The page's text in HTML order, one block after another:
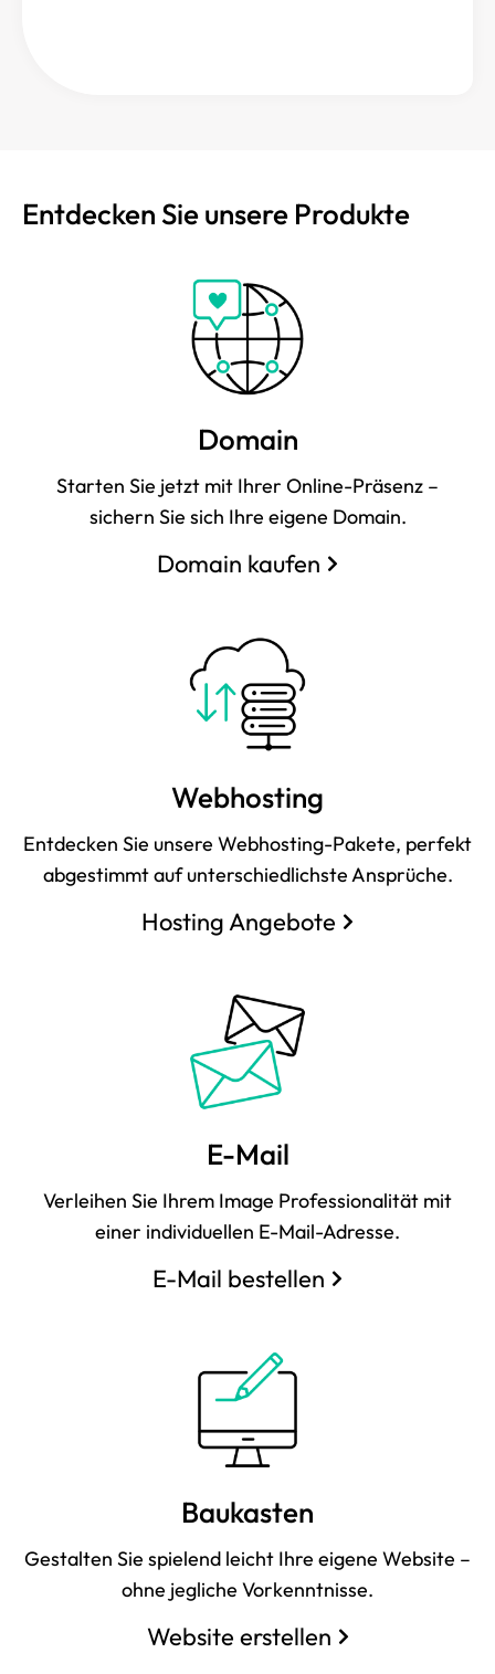
Entdecken Sie unsere Produkte
Domain
Starten Sie jetzt mit Ihrer Online-Präsenz –
sichern Sie sich Ihre eigene Domain.
Domain kaufen
Webhosting
Entdecken Sie unsere Webhosting-Pakete, perfekt
abgestimmt auf unterschiedlichste Ansprüche.
Hosting Angebote
E-Mail
Verleihen Sie Ihrem Image Professionalität mit
einer individuellen E-Mail-Adresse.
E-Mail bestellen
Baukasten
Gestalten Sie spielend leicht Ihre eigene Website –
ohne jegliche Vorkenntnisse.
Website erstellen